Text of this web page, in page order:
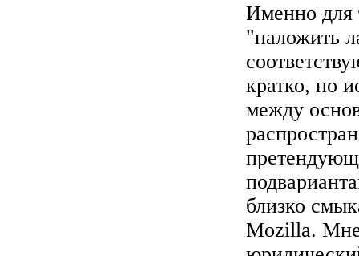
Именно для
"наложить
кратко, но
между
близко
Mozilla. Мне